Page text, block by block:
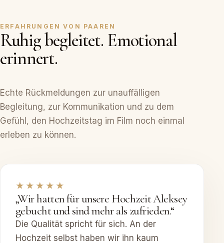
ERFAHRUNGEN VON PAAREN
Ruhig begleitet. Emotional
erinnert.
Echte Rückmeldungen zur unauffälligen
Begleitung, zur Kommunikation und zu dem
Gefühl, den Hochzeitstag im Film noch einmal
erleben zu können.
★★★★★
„Wir hatten für unsere Hochzeit Aleksey
gebucht und sind mehr als zufrieden.“
Die Qualität spricht für sich. An der
Hochzeit selbst haben wir ihn kaum